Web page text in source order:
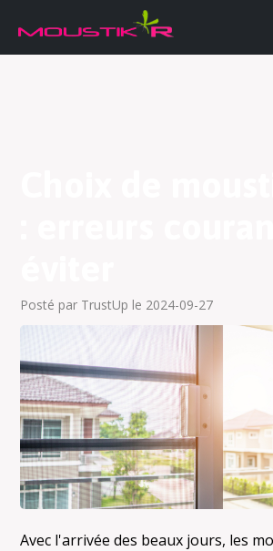
Posté par TrustUp le 2024-09-27
Avec l'arrivée des beaux jours, les